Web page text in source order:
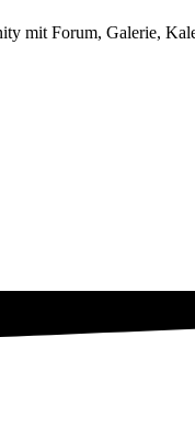
mit Forum, Galerie,